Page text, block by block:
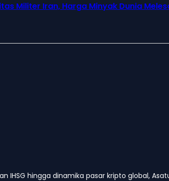
Militer Iran, Harga Minyak Dunia
IHSG hingga dinamika pasar kripto global,